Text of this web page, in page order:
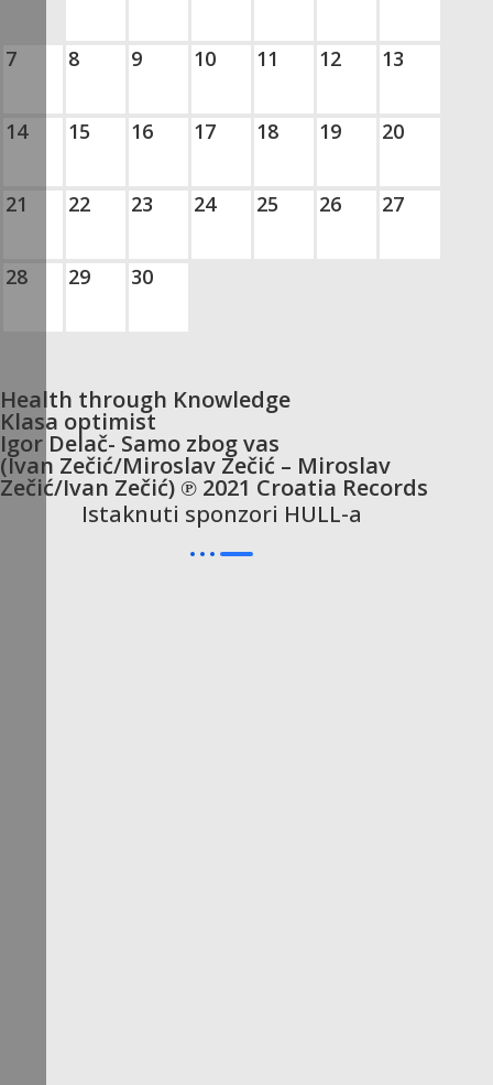
7 8 9 10 11 12 13
14 15 16 17 18 19 20
21 22 23 24 25 26 27
28 29 30
Health through Knowledge
Klasa optimist
Igor Delač- Samo zbog vas
(Ivan Zečić/Miroslav Zečić – Miroslav
Zečić/Ivan Zečić) ℗ 2021 Croatia Records
Istaknuti sponzori HULL-a